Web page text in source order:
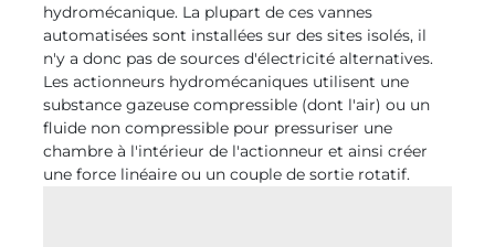
hydromécanique. La plupart de ces vannes
automatisées sont installées sur des sites isolés, il
n'y a donc pas de sources d'électricité alternatives.
Les actionneurs hydromécaniques utilisent une
substance gazeuse compressible (dont l'air) ou un
fluide non compressible pour pressuriser une
chambre à l'intérieur de l'actionneur et ainsi créer
une force linéaire ou un couple de sortie rotatif.